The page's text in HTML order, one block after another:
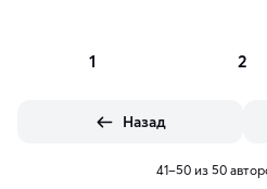
1 2
Назад
41–50 из 50